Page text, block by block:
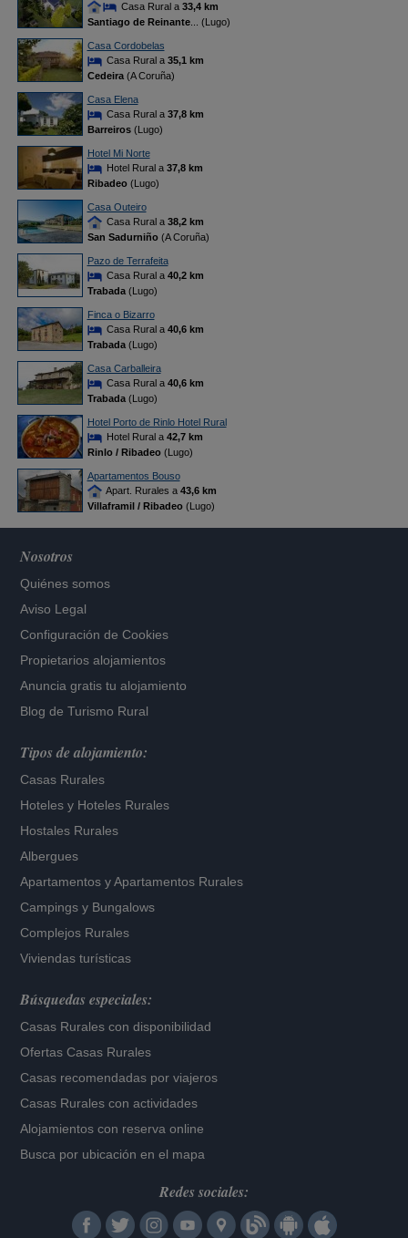
Casa Rural a 33,4 km
Santiago de Reinante... (Lugo)
Casa Cordobelas
Casa Rural a 35,1 km
Cedeira(A Coruña)
Casa Elena
Casa Rural a 37,8 km
Barreiros(Lugo)
Hotel Mi Norte
Hotel Rural a 37,8 km
Ribadeo(Lugo)
Casa Outeiro
Casa Rural a 38,2 km
San Sadurniño(A Coruña)
Pazo de Terrafeita
Casa Rural a 40,2 km
Trabada(Lugo)
Finca o Bizarro
Casa Rural a 40,6 km
Trabada(Lugo)
Casa Carballeira
Casa Rural a 40,6 km
Trabada(Lugo)
Hotel Porto de Rinlo Hotel Rural
Hotel Rural a 42,7 km
Rinlo / Ribadeo(Lugo)
Apartamentos Bouso
Apart. Rurales a 43,6 km
Villaframil / Ribadeo(Lugo)
Nosotros
Quiénes somos
Aviso Legal
Configuración de Cookies
Propietarios alojamientos
Anuncia gratis tu alojamiento
Blog de Turismo Rural
Tipos de alojamiento:
Casas Rurales
Hoteles y Hoteles Rurales
Hostales Rurales
Albergues
Apartamentos yApartamentos Rurales
Campings y Bungalows
Complejos Rurales
Viviendas turísticas
Búsquedas especiales:
Casas Rurales con disponibilidad
Ofertas Casas Rurales
Casas recomendadas por viajeros
Casas Rurales con actividades
Alojamientos con reserva online
Busca por ubicación en el mapa
Redes sociales: